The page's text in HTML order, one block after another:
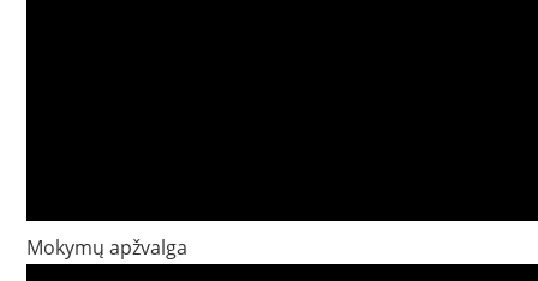
Mokymų apžvalga